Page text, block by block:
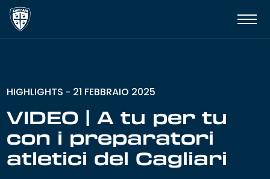
HIGHLIGHTS - 21 FEBBRAIO 2025
VIDEO | A tu per tu
con i preparatori
atletici del Cagliari